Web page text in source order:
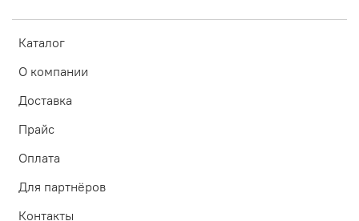
Каталог
О компании
Доставка
Прайс
Оплата
Для партнёров
Контакты